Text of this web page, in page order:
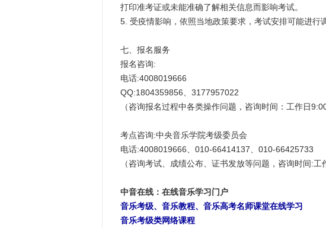
打印准考证或未能准确了解相关信息而影响考试。
5. 受疫情影响，依照当地政策要求，考试安排可能进行
七、报名服务
报名咨询:
电话:4008019666
QQ:1804359856、3177957022
（咨询报名过程中各类操作问题，咨询时间：工作日
考点咨询:中央音乐学院考级委员会
电话:4008019666、010-66414137、010-66425733
（咨询考试、成绩公布、证书发放等问题，咨询时间:
中音在线：在线音乐学习门户
音乐考级、音乐教程、音乐高考名师课堂在线学习
音乐考级类网络课程